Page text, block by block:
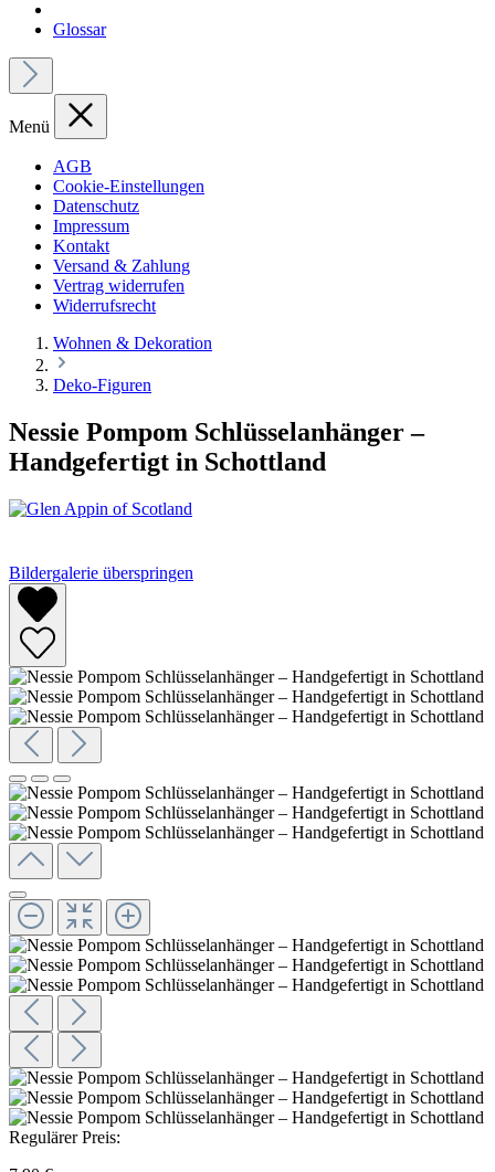
Glossar
Menü
AGB
Cookie-Einstellungen
Datenschutz
Impressum
Kontakt
Versand & Zahlung
Vertrag widerrufen
Widerrufsrecht
Wohnen & Dekoration
Deko-Figuren
Nessie Pompom Schlüsselanhänger –
Handgefertigt in Schottland
Bildergalerie überspringen
Regulärer Preis: